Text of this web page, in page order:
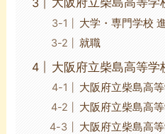
大学・専門学校
就職
大阪府立柴島高等学
大阪府立柴島高
大阪府立柴島高
大阪府立柴島高